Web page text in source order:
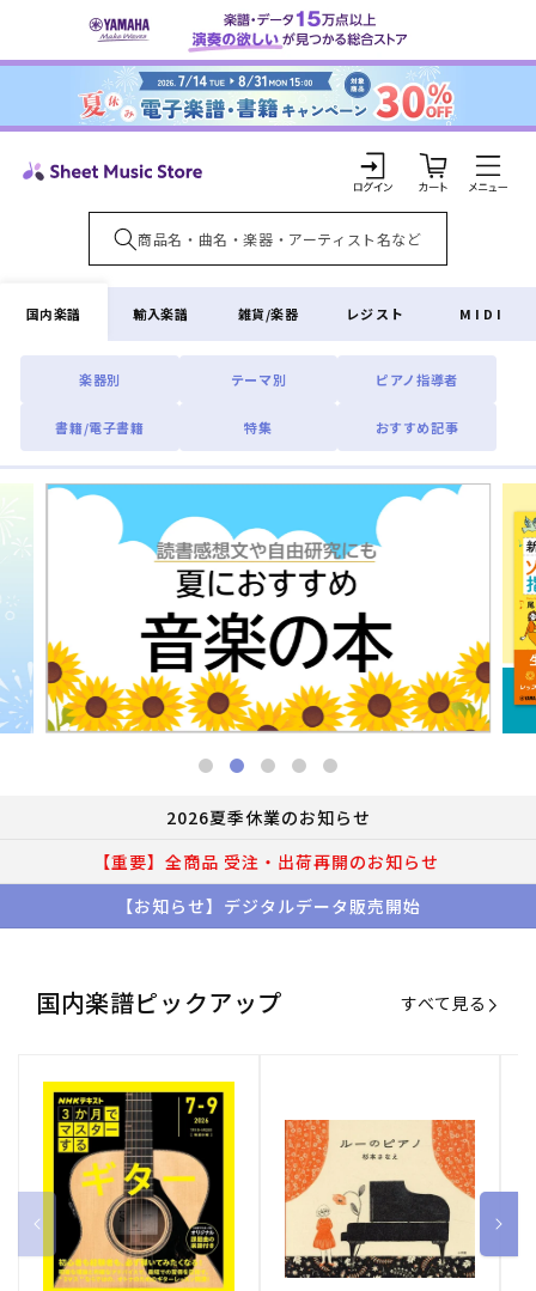
ンツに
ロ
グ
イ
ン
カ
ー
ト
国内楽譜
楽器別 テーマ別 ピアノ指導者
書籍/電子書籍 特集 おすすめ記事
輸入楽譜 雑貨/楽器 レジスト MIDI
2026夏季休業のお知らせ
【重要】全商品 受注・出荷再開のお知らせ
【お知らせ】デジタルデータ販売開始
国内楽譜ピックアップ すべて見る